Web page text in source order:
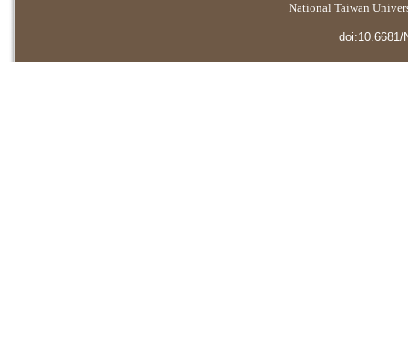
National Taiwan
doi:10.6681/